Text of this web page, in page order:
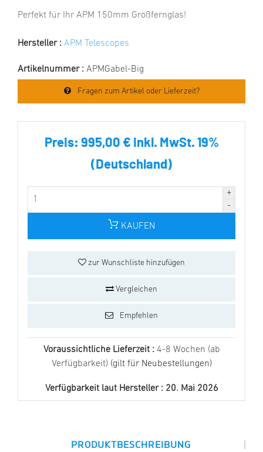
Perfekt für Ihr APM 150mm Großfernglas!
Hersteller : APM Telescopes
Artikelnummer : APMGabel-Big
Fragen zum Artikel oder Lieferzeit?
Preis: 995,00 € inkl. MwSt. 19%
(Deutschland)
KAUFEN
zur Wunschliste hinzufügen
Vergleichen
Empfehlen
Voraussichtliche Lieferzeit : 4-8 Wochen (ab
Verfügbarkeit) (gilt für Neubestellungen)
Verfügbarkeit laut Hersteller : 20. Mai 2026
PRODUKTBESCHREIBUNG |